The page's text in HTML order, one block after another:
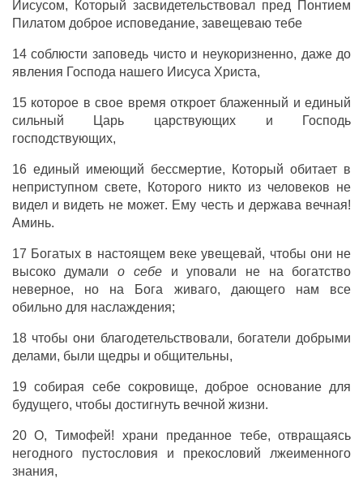
Иисусом, Который засвидетельствовал пред
Понтием
Пилатом доброе исповедание, завещеваю тебе
14соблюсти заповедь чистои неукоризненно, даже до
явления Господа нашего Иисуса Христа,
15 которое всвое время откроет блаженный и единый
сильный
Царь царствующих и
Господь
господствующих,
16 единый имеющий бессмертие, Который обитает в
неприступном свете, Которого никто из человеков не
видел и видеть не может. Ему честь и держава вечная!
Аминь.
17 Богатых в настоящем веке увещевай, чтобы они не
высоко
думали о себе и уповали не на
богатство
неверное, но на Бога живаго, дающего нам
все
обильно для наслаждения;
18 чтобы они благодетельствовали, богатели добрыми
делами, были щедры и общительны,
19собирая себе сокровище, доброе основание для
будущего, чтобы достигнуть вечной жизни.
20О,Тимофей!храни преданноетебе,отвращаясь
негодного
пустословия и прекословий
лжеименного
знания,